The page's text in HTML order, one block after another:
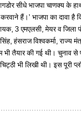
सीधे भाजपा चाणक्य के
हैं।’ भाजपा का दावा है
3 एमएलसी, मेयर व जिला
हंसराज विश्वकर्मा, राज्य
भी तैयार की गई थी।
भी लिखी थी। इस पूरी